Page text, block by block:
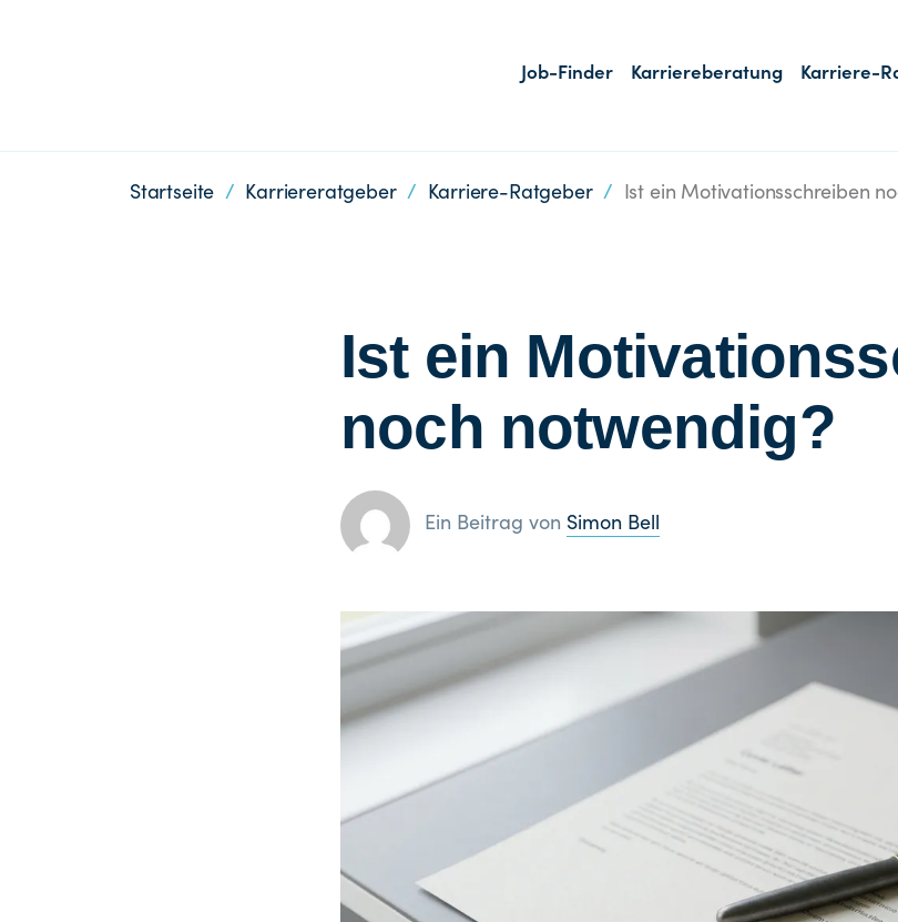
Job-Finder Karriereberatung Karriere-
Startseite / Karriereratgeber/ Karriere-Ratgeber/ Ist ein Motivationsschreiben
Ist ein
noch notwendig?
Ein Beitrag von Simon Bell